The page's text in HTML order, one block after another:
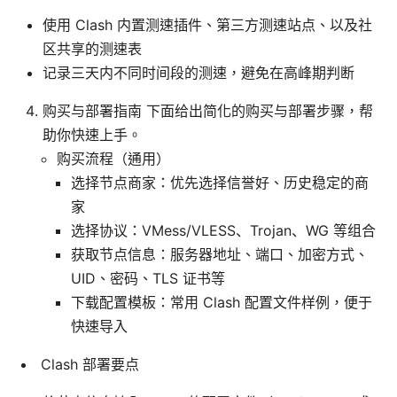
使用 Clash 内置测速插件、第三方测速站点、以及社
区共享的测速表
记录三天内不同时间段的测速，避免在高峰期判断
购买与部署指南 下面给出简化的购买与部署步骤，帮
助你快速上手。
购买流程（通用）
选择节点商家：优先选择信誉好、历史稳定的商
家
选择协议：VMess/VLESS、Trojan、WG 等组合
获取节点信息：服务器地址、端口、加密方式、
UID、密码、TLS 证书等
下载配置模板：常用 Clash 配置文件样例，便于
快速导入
Clash 部署要点